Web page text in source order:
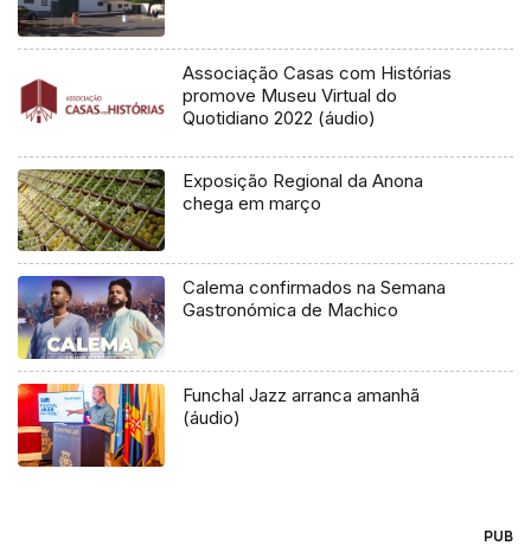
Associação Casas com Histórias
promove Museu Virtual do
Quotidiano 2022 (áudio)
Exposição Regional da Anona
chega em março
Calema confirmados na Semana
Gastronómica de Machico
Funchal Jazz arranca amanhã
(áudio)
PUB